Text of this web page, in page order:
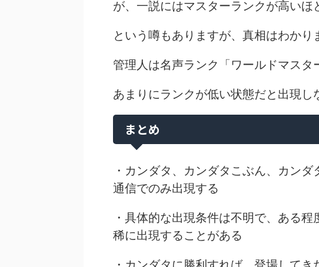
が、一説にはマスターランクが高いほ
という噂もありますが、真相はわかり
管理人は名声ランク「ワールドマスタ
あまりにランクが低い状態だと出現し
まとめ
・カンダタ、カンダタこぶん、カン
通信でのみ出現する
・具体的な出現条件は不明で、ある
稀に出現することがある